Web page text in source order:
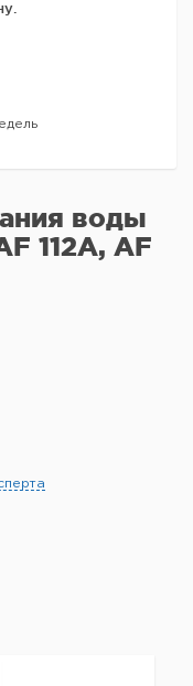
воды
112A, AF